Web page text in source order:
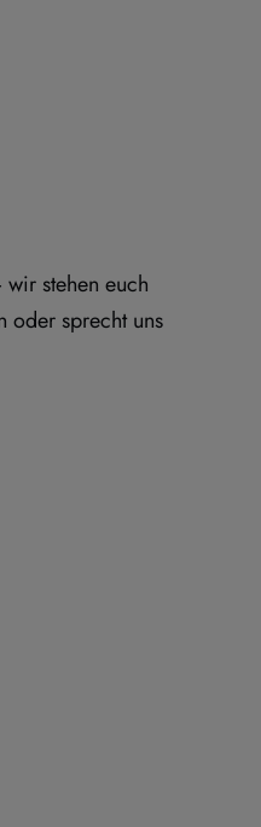
stehen euch
oder sprecht uns